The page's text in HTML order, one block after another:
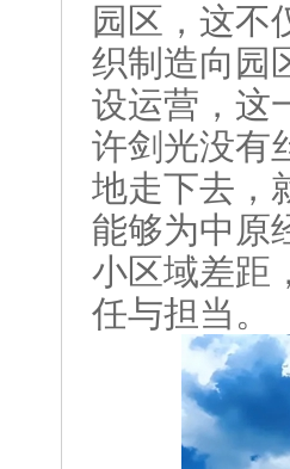
园区，这不
织制造向园
设运营，这
许剑光没有
地走下去，
能够为中原
小区域差距
任与担当。